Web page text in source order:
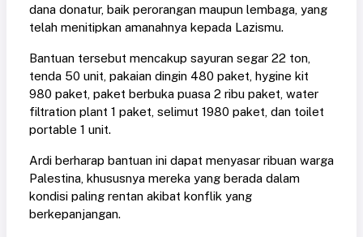
dana donatur, baik perorangan maupun lembaga, yang
telah menitipkan amanahnya kepada Lazismu.
Bantuan tersebut mencakup sayuran segar 22 ton,
tenda 50 unit, pakaian dingin 480 paket, hygine kit
980 paket, paket berbuka puasa 2 ribu paket, water
filtration plant 1 paket, selimut 1980 paket, dan toilet
portable 1 unit.
Ardi berharap bantuan ini dapat menyasar ribuan warga
Palestina, khususnya mereka yang berada dalam
kondisi paling rentan akibat konflik yang
berkepanjangan.